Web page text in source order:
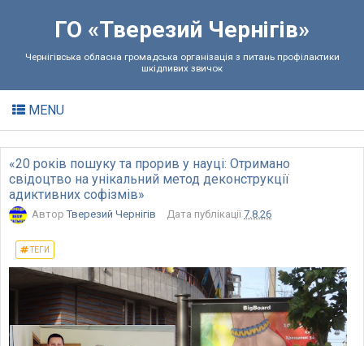
ГО «Тверезий Чернігів»
Чернігівська обласна громадська організація з питань профілактики
шкідливих звичок
MENU
«20 років пошуку та прорив у науці: Отримано
свідоцтво на унікальний метод деконструкції
адиктивних софізмів»
АвторТверезий Чернігів Дата публікації7.8.26
ТЕГИ